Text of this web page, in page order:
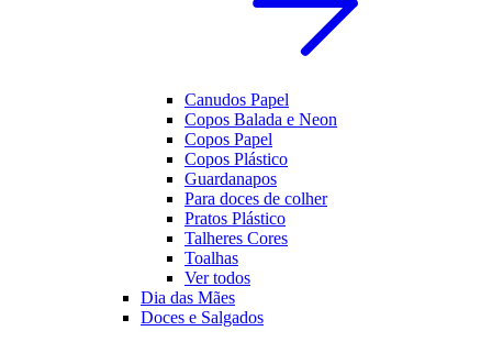
Canudos Papel
Copos Balada e Neon
Copos Papel
Copos Plástico
Guardanapos
Para doces de colher
Pratos Plástico
Talheres Cores
Toalhas
Ver todos
Dia das Mães
Doces e Salgados